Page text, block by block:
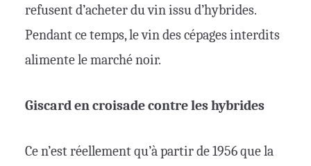
refusent d’acheter du vin issu d’hybrides.
Pendant ce temps, le vin des cépages interdits
alimente le marché noir.
Giscard en croisade contre les hybrides
Ce n’est réellement qu’à partir de 1956 que la